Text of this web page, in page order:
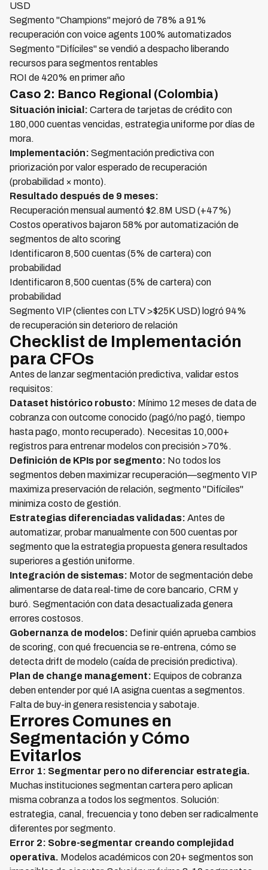
USD
Segmento "Champions" mejoró de 78% a 91%
recuperación con voice agents 100% automatizados
Segmento "Difíciles" se vendió a despacho liberando
recursos para segmentos rentables
ROI de 420% en primer año
Caso 2: Banco Regional (Colombia)
Situación inicial: Cartera de tarjetas de crédito con
180,000 cuentas vencidas, estrategia uniforme por días de
mora.
Implementación: Segmentación predictiva con
priorización por valor esperado de recuperación
(probabilidad × monto).
Resultado después de 9 meses:
Recuperación mensual aumentó $2.8M USD (+47%)
Costos operativos bajaron 58% por automatización de
segmentos de alto scoring
Identificaron 8,500 cuentas (5% de cartera) con
probabilidad
Identificaron 8,500 cuentas (5% de cartera) con
probabilidad
Segmento VIP (clientes con LTV >$25K USD) logró 94%
de recuperación sin deterioro de relación
Checklist de Implementación
para CFOs
Antes de lanzar segmentación predictiva, validar estos
requisitos:
Dataset histórico robusto: Mínimo 12 meses de data de
cobranza con outcome conocido (pagó/no pagó, tiempo
hasta pago, monto recuperado). Necesitas 10,000+
registros para entrenar modelos con precisión >70%.
Definición de KPIs por segmento: No todos los
segmentos deben maximizar recuperación—segmento VIP
maximiza preservación de relación, segmento "Difíciles"
minimiza costo de gestión.
Estrategias diferenciadas validadas: Antes de
automatizar, probar manualmente con 500 cuentas por
segmento que la estrategia propuesta genera resultados
superiores a gestión uniforme.
Integración de sistemas: Motor de segmentación debe
alimentarse de data real-time de core bancario, CRM y
buró. Segmentación con data desactualizada genera
errores costosos.
Gobernanza de modelos: Definir quién aprueba cambios
de scoring, con qué frecuencia se re-entrena, cómo se
detecta drift de modelo (caída de precisión predictiva).
Plan de change management: Equipos de cobranza
deben entender por qué IA asigna cuentas a segmentos.
Falta de buy-in genera resistencia y sabotaje.
Errores Comunes en
Segmentación y Cómo
Evitarlos
Error 1: Segmentar pero no diferenciar estrategia.
Muchas instituciones segmentan cartera pero aplican
misma cobranza a todos los segmentos. Solución:
estrategia, canal, frecuencia y tono deben ser radicalmente
diferentes por segmento.
Error 2: Sobre-segmentar creando complejidad
operativa. Modelos académicos con 20+ segmentos son